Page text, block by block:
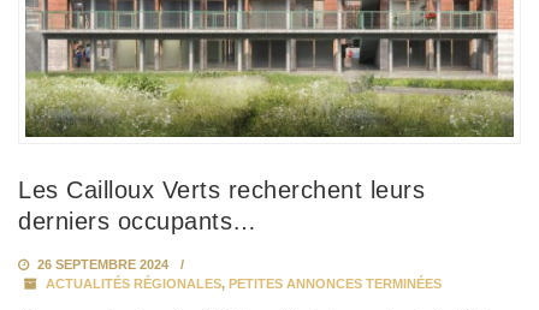
Les Cailloux Verts recherchent leurs
derniers occupants…
26 SEPTEMBRE 2024
ACTUALITÉS RÉGIONALES, PETITES ANNONCES TERMINÉES